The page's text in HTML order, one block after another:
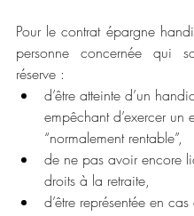
Pour le contrat épargne
personne concernée qui
réserve :
d’être atteinte d’un
empêchant d’exercer un
“normalement rentable”,
de ne pas avoir encore
droits à la retraite,
d’être représentée en